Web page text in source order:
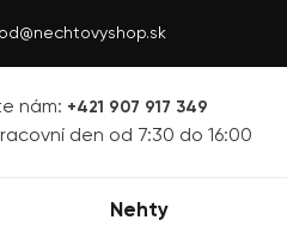
nám: +421 907 917 349
den od 7:30 do 16:00
Nehty